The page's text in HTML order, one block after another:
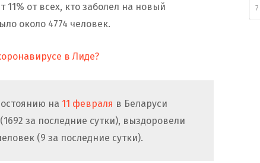
11% от всех, кто заболел на новый
около 4774 человек.
в Лиде?
на 11 февраля в Беларуси
за последние сутки), выздоровели
(9 за последние сутки).